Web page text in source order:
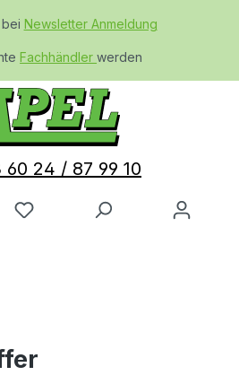
Newsletter Anmeldung
Fachhändlerwerden
60 24 / 87 99 10
Du hast 0 Produkte auf dem
0 Positionen. Der